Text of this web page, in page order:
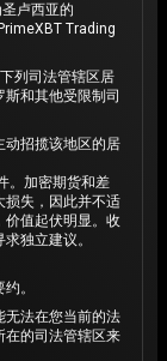
卢西亚的
Trading
列司法管辖区居
和其他受限制司
动招揽该地区的居
。加密期货和差
损失，因此并不适
价值起伏明显。收
独立建议。
。
无法在您当前的法
在的司法管辖区来